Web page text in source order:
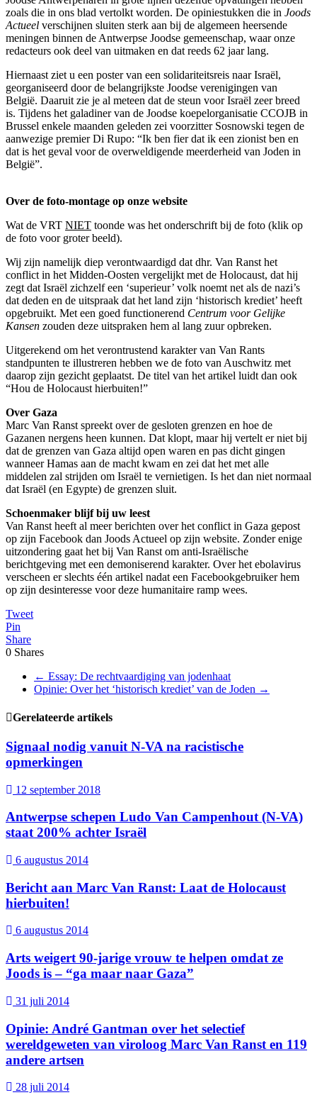
zoals die in ons blad vertolkt worden. De opiniestukken die in Joods
Actueel verschijnen sluiten sterk aan bij de algemeen heersende
meningen binnen de Antwerpse Joodse gemeenschap, waar onze
redacteurs ook deel van uitmaken en dat reeds 62 jaar lang.
Hiernaast ziet u een poster van een solidariteitsreis naar Israël,
georganiseerd door de belangrijkste Joodse verenigingen van
België. Daaruit zie je al meteen dat de steun voor Israël zeer breed
is. Tijdens het galadiner van de Joodse koepelorganisatie CCOJB in
Brussel enkele maanden geleden zei voorzitter Sosnowski tegen de
aanwezige premier Di Rupo: “Ik ben fier dat ik een zionist ben en
dat is het geval voor de overweldigende meerderheid van Joden in
België”.
Over de foto-montage op onze website
Wat de VRT NIET toonde was het onderschrift bij de foto (klik op
de foto voor groter beeld).
Wij zijn namelijk diep verontwaardigd dat dhr. Van Ranst het
conflict in het Midden-Oosten vergelijkt met de Holocaust, dat hij
zegt dat Israël zichzelf een ‘superieur’ volk noemt net als de nazi’s
dat deden en de uitspraak dat het land zijn ‘historisch krediet’ heeft
opgebruikt. Met een goed functionerend Centrum voor Gelijke
Kansen zouden deze uitspraken hem al lang zuur opbreken.
Uitgerekend om het verontrustend karakter van Van Rants
standpunten te illustreren hebben we de foto van Auschwitz met
daarop zijn gezicht geplaatst. De titel van het artikel luidt dan ook
“Hou de Holocaust hierbuiten!”
Over Gaza
Marc Van Ranst spreekt over de gesloten grenzen en hoe de
Gazanen nergens heen kunnen. Dat klopt, maar hij vertelt er niet bij
dat de grenzen van Gaza altijd open waren en pas dicht gingen
wanneer Hamas aan de macht kwam en zei dat het met alle
middelen zal strijden om Israël te vernietigen. Is het dan niet normaal
dat Israël (en Egypte) de grenzen sluit.
Schoenmaker blijf bij uw leest
Van Ranst heeft al meer berichten over het conflict in Gaza gepost
op zijn Facebook dan Joods Actueel op zijn website. Zonder enige
uitzondering gaat het bij Van Ranst om anti-Israëlische
berichtgeving met een demoniserend karakter. Over het ebolavirus
verscheen er slechts één artikel nadat een Facebookgebruiker hem
op zijn desinteresse voor deze humanitaire ramp wees.
Tweet
Pin
Share
0 Shares
← Essay: De rechtvaardiging van jodenhaat
Opinie: Over het ‘historisch krediet’ van de Joden →
Gerelateerde artikels
Signaal nodig vanuit N-VA na racistische
opmerkingen
12 september 2018
Antwerpse schepen Ludo Van Campenhout (N-VA)
staat 200% achter Israël
6 augustus 2014
Bericht aan Marc Van Ranst: Laat de Holocaust
hierbuiten!
6 augustus 2014
Arts weigert 90-jarige vrouw te helpen omdat ze
Joods is – “ga maar naar Gaza”
31 juli 2014
Opinie: André Gantman over het selectief
wereldgeweten van viroloog Marc Van Ranst en 119
andere artsen
28 juli 2014